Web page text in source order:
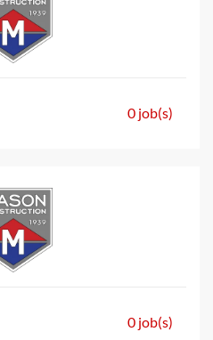
0 job(s)
0 job(s)